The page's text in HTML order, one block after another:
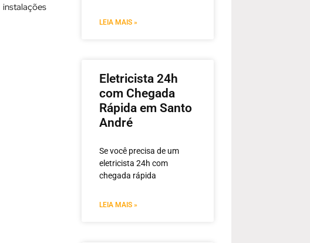
LEIA MAIS »
Eletricista 24h
com Chegada
Rápida em Santo
André
Se você precisa de um
eletricista 24h com
chegada rápida
LEIA MAIS »